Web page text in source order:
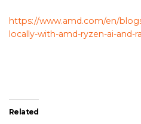
https://www.amd.com/en/
locally-with-amd-ryzen-ai-and-
Related